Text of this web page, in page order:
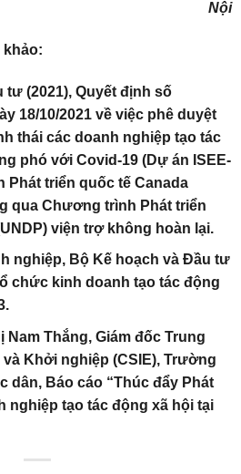
Nội
khảo:
tư (2021), Quyết định số
18/10/2021 về việc phê duyệt
thái các doanh nghiệp tạo tác
phó với Covid-19 (Dự án ISEE-
Phát triển quốc tế Canada
qua Chương trình Phát triển
viện trợ không hoàn lại.
nghiệp, Bộ Kế hoạch và Đầu tư
chức kinh doanh tạo tác động
Nam Thắng, Giám đốc Trung
Khởi nghiệp (CSIE), Trường
dân, Báo cáo “Thúc đẩy Phát
nghiệp tạo tác động xã hội tại